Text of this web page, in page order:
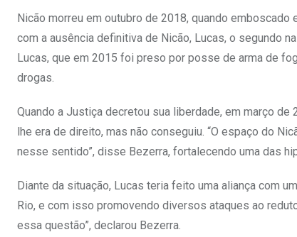
Nicão morreu em outubro de 2018, quando
com a ausência definitiva de Nicão, Lucas, o segundo
Lucas, que em 2015 foi preso por posse de arma de
drogas.
Quando a Justiça decretou sua liberdade, em março
lhe era de direito, mas não conseguiu. “O espaço do
nesse sentido”, disse Bezerra, fortalecendo uma das
Diante da situação, Lucas teria feito uma aliança com
Rio, e com isso promovendo diversos ataques ao
essa questão”, declarou Bezerra.